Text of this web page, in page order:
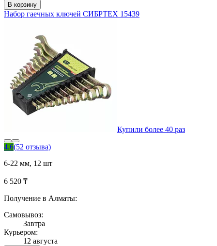
В корзину
Набор гаечных ключей СИБРТЕХ 15439
Купили более 40 раз
4.6(52 отзыва)
6-22 мм, 12 шт
6 520 ₸
Получение в Алматы:
Самовывоз:
Завтра
Курьером:
12 августа